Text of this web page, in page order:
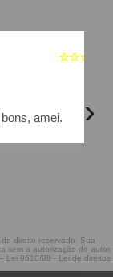
5
›
direito reservado. Sua
sem a autorização do autor.
Lei 9610/98 - Lei de direitos